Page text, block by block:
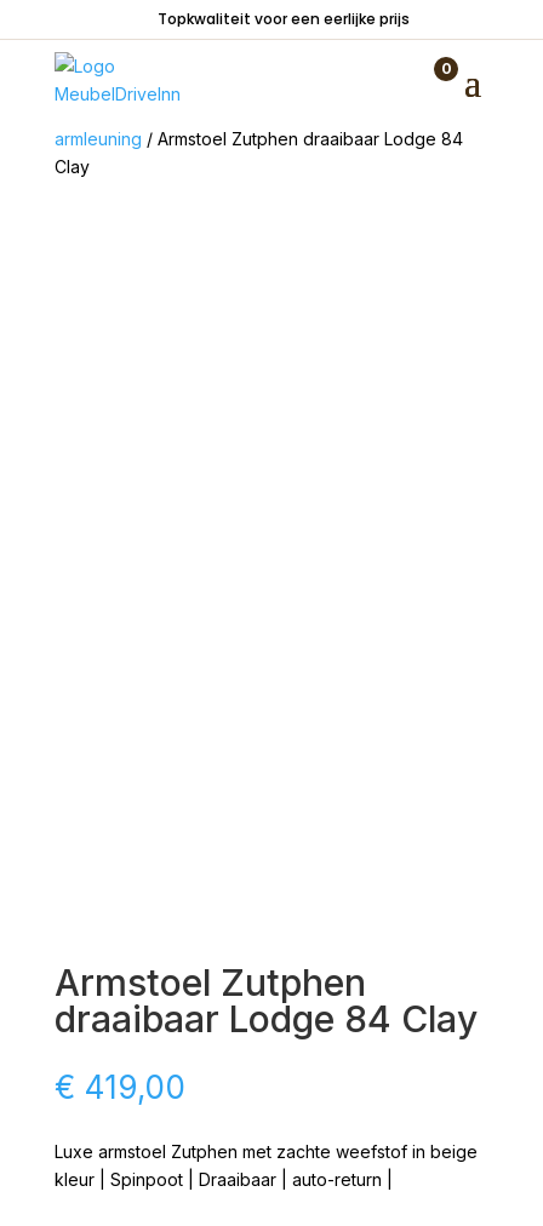
Topkwaliteit voor een eerlijke prijs
0
armleuning / Armstoel Zutphen draaibaar Lodge 84
Clay
Armstoel Zutphen
draaibaar Lodge 84 Clay
€ 419,00
Luxe armstoel Zutphen met zachte weefstof in beige
kleur | Spinpoot | Draaibaar | auto-return |